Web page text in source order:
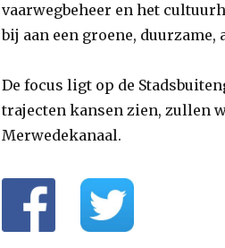
vaarwegbeheer en het
bij aan een groene,
De focus ligt op de
trajecten kansen zien, zullen
Merwedekanaal.